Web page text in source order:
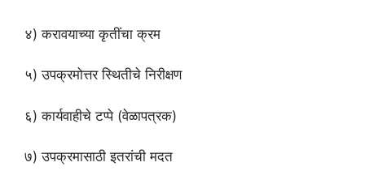
४) करावयाच्या कृतींचा क्रम
५) उपक्रमोत्तर स्थितीचे निरीक्षण
६) कार्यवाहीचे टप्पे (वेळापत्रक)
७) उपक्रमासाठी इतरांची मदत